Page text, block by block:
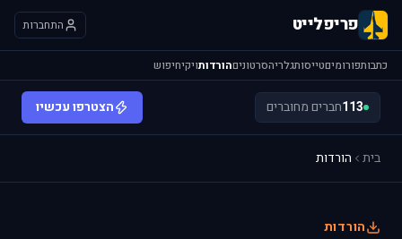
פריפלייט התחברות
כתבותפורומיםטייסותגלריהסרטוניםהורדותויקיחיפוש
113חברים מחוברים הצטרפו עכשיו
בית הורדות
הורדות